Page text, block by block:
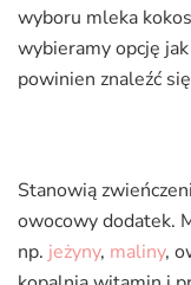
wyboru mleka
wybieramy opcję
powinien znaleźć
Stanowią
owocowy dodatek.
np. jeżyny, maliny,